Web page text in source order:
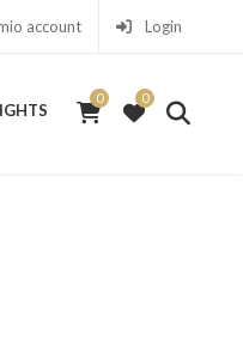
account Login
0
0
0
RIGHTS